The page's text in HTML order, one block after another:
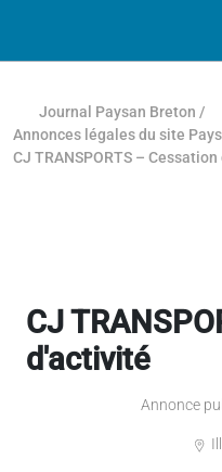
Journal Paysan Breton /
Annonces légales du site
CJ TRANSPORTS –
CJ
d'activité
Annonce